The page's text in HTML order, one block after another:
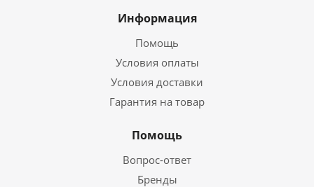
Информация
Помощь
Условия оплаты
Условия доставки
Гарантия на товар
Помощь
Вопрос-ответ
Бренды